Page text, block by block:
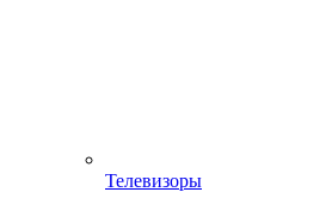
Телевизоры